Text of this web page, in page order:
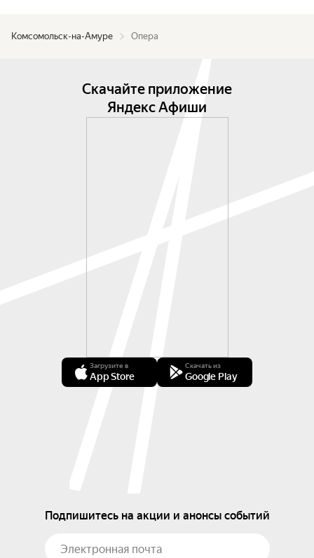
Комсомольск-на-Амуре Опера
Скачайте приложение
Яндекс Афиши
Загрузите в
App Store
Скачать из
Google Play
Подпишитесь на акции и анонсы событий